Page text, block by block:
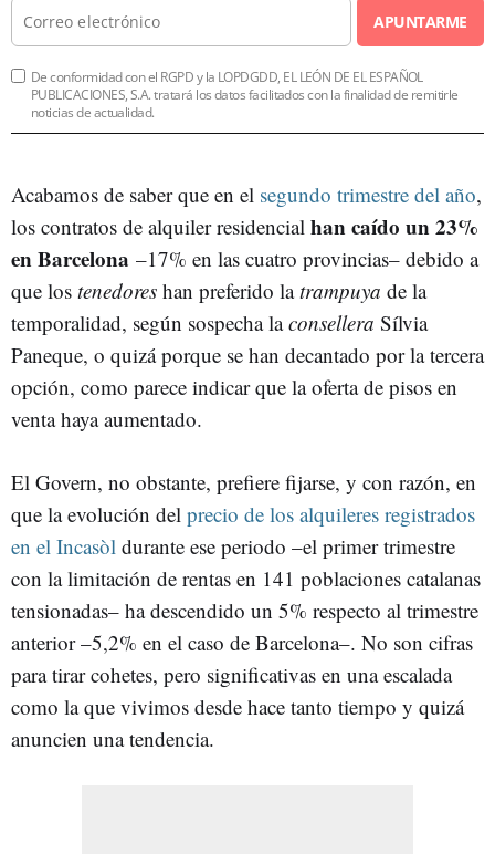
APUNTARME
De conformidad con el RGPD y la LOPDGDD, EL LEÓN DE EL ESPAÑOL
PUBLICACIONES, S.A. tratará los datos facilitados con la finalidad de remitirle
noticias de actualidad.
Acabamos de saber que en el segundo trimestre del año,
los contratos de alquiler residencial han caído un 23%
en Barcelona –17% en las cuatro provincias– debido a
que los tenedores han preferido latrampuya de la
temporalidad, según sospecha laconsellera Sílvia
Paneque, o quizá porque se han decantado por la tercera
opción, como parece indicar que la oferta de pisos en
venta haya aumentado.
El Govern, no obstante, prefiere fijarse, y con razón, en
que la evolución del precio de los alquileres registrados
en el Incasòl durante ese periodo –el primer trimestre
con la limitación de rentas en 141 poblaciones catalanas
tensionadas– ha descendido un 5% respecto al trimestre
anterior –5,2% en el caso de Barcelona–. No son cifras
para tirar cohetes, pero significativas en una escalada
como la que vivimos desde hace tanto tiempo y quizá
anuncien una tendencia.